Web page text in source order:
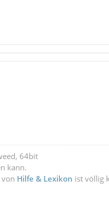
64bit
kann.
Hilfe & Lexikon ist völlig